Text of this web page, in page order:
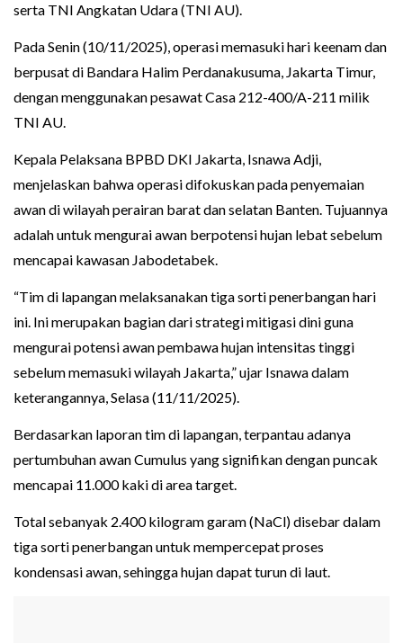
serta TNI Angkatan Udara (TNI AU).
Pada Senin (10/11/2025), operasi memasuki hari keenam dan
berpusat di Bandara Halim Perdanakusuma, Jakarta Timur,
dengan menggunakan pesawat Casa 212-400/A-211 milik
TNI AU.
Kepala Pelaksana BPBD DKI Jakarta, Isnawa Adji,
menjelaskan bahwa operasi difokuskan pada penyemaian
awan di wilayah perairan barat dan selatan Banten. Tujuannya
adalah untuk mengurai awan berpotensi hujan lebat sebelum
mencapai kawasan Jabodetabek.
“Tim di lapangan melaksanakan tiga sorti penerbangan hari
ini. Ini merupakan bagian dari strategi mitigasi dini guna
mengurai potensi awan pembawa hujan intensitas tinggi
sebelum memasuki wilayah Jakarta,” ujar Isnawa dalam
keterangannya, Selasa (11/11/2025).
Berdasarkan laporan tim di lapangan, terpantau adanya
pertumbuhan awan Cumulus yang signifikan dengan puncak
mencapai 11.000 kaki di area target.
Total sebanyak 2.400 kilogram garam (NaCl) disebar dalam
tiga sorti penerbangan untuk mempercepat proses
kondensasi awan, sehingga hujan dapat turun di laut.